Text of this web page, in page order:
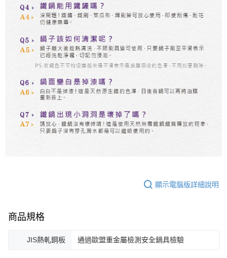
顯示電腦版詳細說明
商品規格
JIS熱軋鋼板 通過歐盟重金屬檢測安全鍋具檢驗